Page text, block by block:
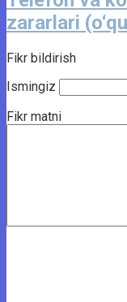
zararlari
Fikr bildirish
Ismingiz
Fikr matni